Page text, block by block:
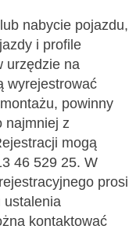
nabycie pojazdu,
i profile
urzędzie na
wyrejestrować
powinny
najmniej z
mogą
46 529 25. W
prosi
ustalenia
kontaktować